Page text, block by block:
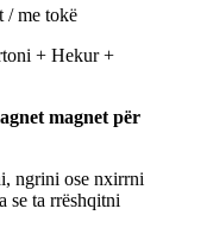
/ me tokë
+ Hekur +
magnet për
ngrini ose nxirrni
se ta rrëshqitni